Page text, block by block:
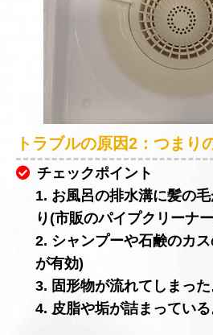
トラブルの原因2：つまり
チェックポイント
1. お風呂の排水溝に髪の
り(市販のパイプクリーナ
2. シャンプーや石鹸のカ
が有効)
3. 固形物が流れてしまっ
4. 皮脂や垢が詰まってい